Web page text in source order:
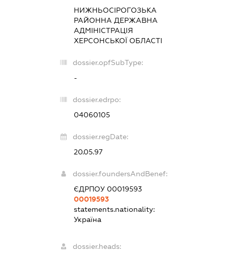
НИЖНЬОСІРОГОЗЬКА
РАЙОННА ДЕРЖАВНА
АДМІНІСТРАЦІЯ
ХЕРСОНСЬКОЇ ОБЛАСТІ
dossier.opfSubType:
-
dossier.edrpo:
04060105
dossier.regDate:
20.05.97
dossier.foundersAndBenef:
ЄДРПОУ 00019593
00019593
statements.nationality:
Україна
dossier.heads: